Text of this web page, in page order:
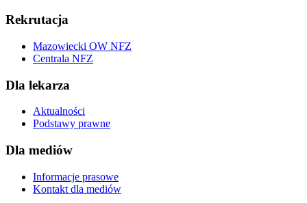
Rekrutacja
Mazowiecki OW NFZ
Centrala NFZ
Dla lekarza
Aktualności
Podstawy prawne
Dla mediów
Informacje prasowe
Kontakt dla mediów